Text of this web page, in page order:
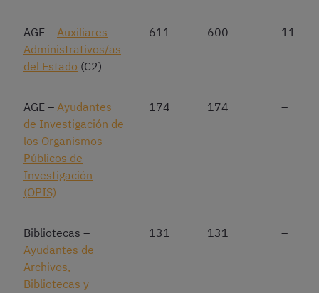
AGE – Auxiliares
Administrativos/as
del Estado (C2)
611 600 11
AGE – Ayudantes
de Investigación de
los Organismos
Públicos de
Investigación
(OPIS)
174 174 –
Bibliotecas –
Ayudantes de
Archivos,
Bibliotecas y
131 131 –